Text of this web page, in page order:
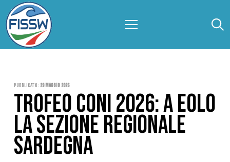
Pubblicato: 29 Maggio 2026
TROFEO CONI 2026: A EOLO
LA SEZIONE REGIONALE
SARDEGNA